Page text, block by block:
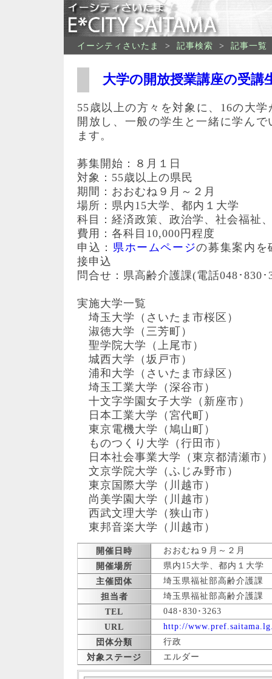
イーシティさいたま > 記事検索 > 記事一覧
大学の開放授業講座の受講
55歳以上の方々を対象に、16の大
開放し、一般の学生と一緒に学ん
ます。
募集開始：８月１日
対象：55歳以上の県民
期間：おおむね９月～２月
場所：県内15大学、都内１大学
科目：経済政策、政治学、社会福祉
費用：各科目10,000円程度
申込： 県ホームページの募集案内を
接申込
問合せ：県高齢介護課(電話048･830･
実施大学一覧
埼玉大学（さいたま市桜区）
淑徳大学（三芳町）
聖学院大学（上尾市）
城西大学（坂戸市）
浦和大学（さいたま市緑区）
埼玉工業大学（深谷市）
十文字学園女子大学（新座市）
日本工業大学（宮代町）
東京電機大学（鳩山町）
ものつくり大学（行田市）
日本社会事業大学（東京都清瀬市
文京学院大学（ふじみ野市）
東京国際大学（川越市）
尚美学園大学（川越市）
西武文理大学（狭山市）
東邦音楽大学（川越市）
開催日時
おおむね９月～２月
開催場所
県内15大学、都内１大学
主催団体
埼玉県福祉部高齢介護課
担当者
埼玉県福祉部高齢介護課
TEL
048･830･3263
URL
http://
団体分類
行政
対象ステージ
エルダー